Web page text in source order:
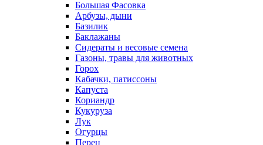
Большая Фасовка
Арбузы, дыни
Базилик
Баклажаны
Сидераты и весовые семена
Газоны, травы для животных
Горох
Кабачки, патиссоны
Капуста
Кориандр
Кукуруза
Лук
Огурцы
Перец